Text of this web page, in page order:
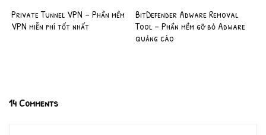
Private Tunnel VPN – Phần mềm
VPN miễn phí tốt nhất
BitDefender Adware Removal
Tool – Phần mềm gỡ bỏ Adware
quảng cáo
14 Comments